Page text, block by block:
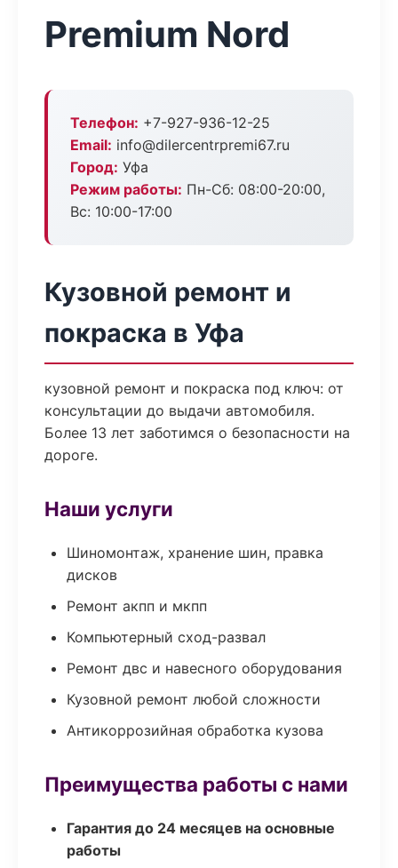
Premium Nord
Телефон: +7-927-936-12-25
Email: info@dilercentrpremi67.ru
Город: Уфа
Режим работы: Пн-Сб: 08:00-20:00,
Вс: 10:00-17:00
Кузовной ремонт и
покраска в Уфа
кузовной ремонт и покраска под ключ: от
консультации до выдачи автомобиля.
Более 13 лет заботимся о безопасности на
дороге.
Наши услуги
Шиномонтаж, хранение шин, правка
дисков
Ремонт акпп и мкпп
Компьютерный сход-развал
Ремонт двс и навесного оборудования
Кузовной ремонт любой сложности
Антикоррозийная обработка кузова
Преимущества работы с нами
Гарантия до 24 месяцев на основные
работы